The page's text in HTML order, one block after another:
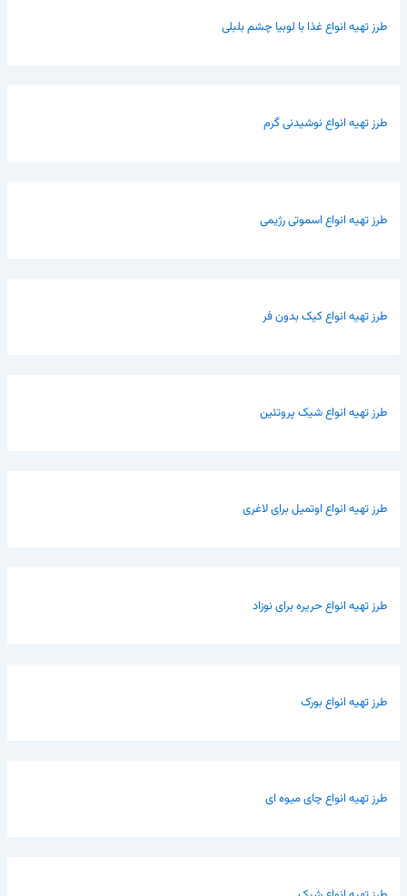
طرز تهیه انواع غذا با لوبیا چشم بلبلی
طرز تهیه انواع نوشیدنی گرم
طرز تهیه انواع اسموتی رژیمی
طرز تهیه انواع کیک بدون فر
طرز تهیه انواع شیک پروتئین
طرز تهیه انواع اوتمیل برای لاغری
طرز تهیه انواع حریره برای نوزاد
طرز تهیه انواع بورک
طرز تهیه انواع چای میوه ای